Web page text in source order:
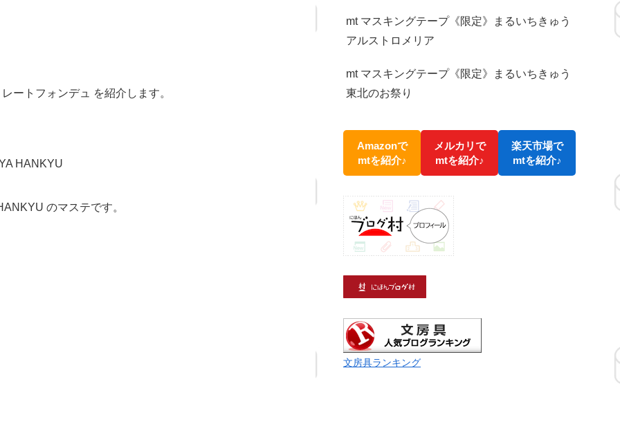
ートフォンデュ を紹介します。
HANKYU
のマステです。
mt マスキングテープ《限定》まるいちきゅう
アルストロメリア
mt マスキングテープ《限定》まるいちきゅう
東北のお祭り
Amazonで
mtを紹介♪
メルカリで
mtを紹介♪
楽天市場で
mtを紹介♪
文房具ランキング